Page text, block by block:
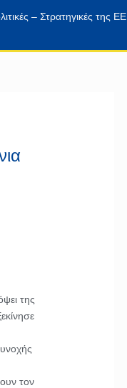
– Στρατηγικές της ΕΕ
της
τον